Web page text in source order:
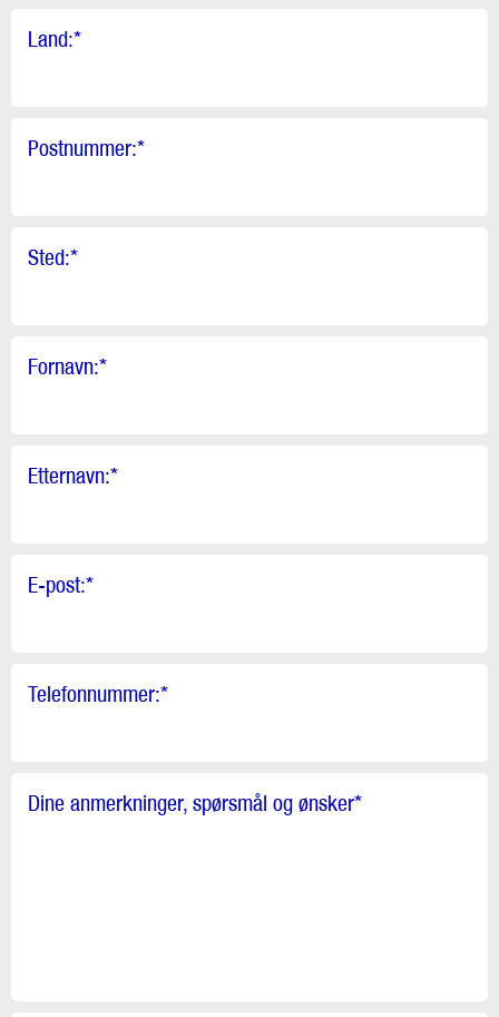
Land:*
Postnummer:*
Sted:*
Fornavn:*
Etternavn:*
E-post:*
Telefonnummer:*
Dine anmerkninger, spørsmål og ønsker*